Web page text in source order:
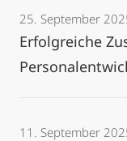
25. September
Erfolgreiche
11. September